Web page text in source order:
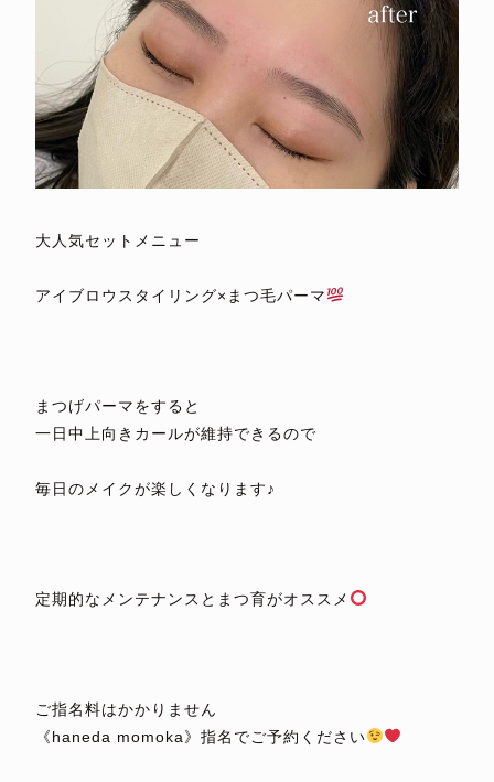
大人気セットメニュー
アイブロウスタイリング×まつ毛パーマ
まつげパーマをすると
一日中上向きカールが維持できるので
毎日のメイクが楽しくなります♪
定期的なメンテナンスとまつ育がオススメ
ご指名料はかかりません
《haneda momoka》指名でご予約ください